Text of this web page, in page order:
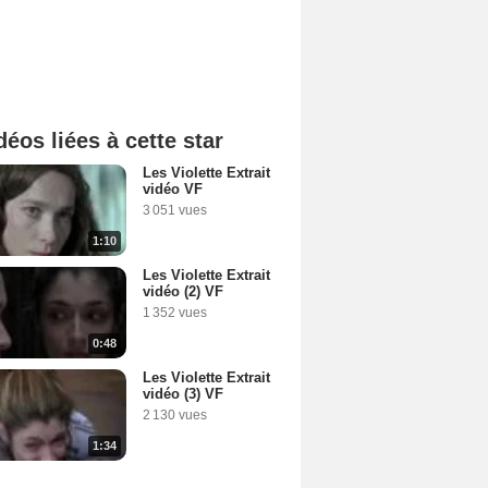
liées à cette star
1:10
Les Violette Extrait
vidéo VF
3 051 vues
0:48
Les Violette Extrait
vidéo (2) VF
1 352 vues
1:34
Les Violette Extrait
vidéo (3) VF
2 130 vues